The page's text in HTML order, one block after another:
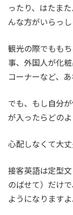
ったり、はたま
んな方がいらっし
観光の際でもも
事、外国人が化
コーナーなど、
でも、もし自分
が入ったらどの
心配しなくて大丈
接客英語は定型
のばせて）だけ
ようになりますよ